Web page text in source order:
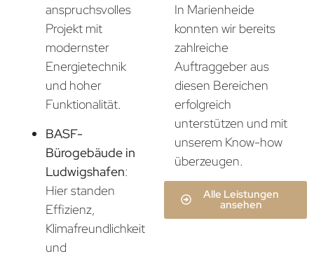
anspruchsvolles
Projekt mit
modernster
Energietechnik
und hoher
Funktionalität.
BASF-
Bürogebäude in
Ludwigshafen:
Hier standen
Effizienz,
Klimafreundlichkeit
und
In Marienheide
konnten wir bereits
zahlreiche
Auftraggeber aus
diesen Bereichen
erfolgreich
unterstützen und mit
unserem Know-how
überzeugen.
Alle Leistungen
ansehen